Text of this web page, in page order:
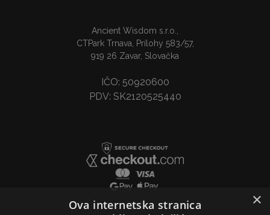
Ancient Wisdom s.r.o.,
CTPark Trnava, Prílohy 583/57,
919 26 Zavar, Slovačka
IČO: 50920600
PDV: SK2120525440
×
Ova internetska stranica